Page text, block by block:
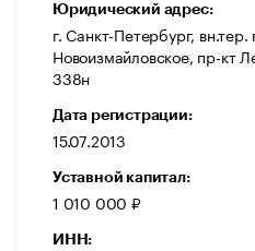
Юридический адрес:
г. Санкт-Петербург,
Новоизмайловское, пр-кт
338н
Дата регистрации:
15.07.2013
Уставной капитал:
1 010 000 ₽
ИНН: